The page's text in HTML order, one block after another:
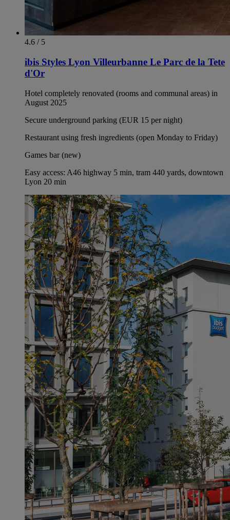
4.6 / 5
ibis Styles Lyon Villeurbanne Le Parc de la Tete
d'Or
Hotel completely renovated (rooms and communal areas) in
August 2025
Secure underground parking (EUR 15 per night)
Restaurant using fresh ingredients (open Monday to Friday)
Games bar (new)
Easy access: A46 highway 5 min, tram 440 yards, downtown
Lyon 20 min